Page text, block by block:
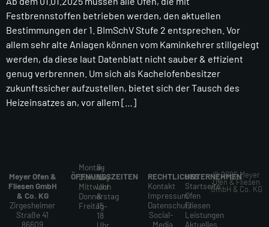
Festbrennstoffen betrieben werden, den aktuellen
Bestimmungen der 1. BImSchV Stufe 2 entsprechen. Vor
allem sehr alte Anlagen können vom Kaminkehrer stillgelegt
werden, da diese laut Datenblatt nicht sauber & effizient
genug verbrennen. Um sich als Kachelofenbesitzer
zukunftssicher aufzustellen, bietet sich der Tausch des
Heizeinsatzes an, vor allem […]
Meyer Ofen &
Fliesen GmbH
& Co. KG
Zirgesheimer
Straße 41
86609
ÖFFNUNGSZEITEN
Montag
Dienstag
Mittwoch
Donnerstag
Freitag
9–
12
Uhr
&
15–
18
Uhr
RECHTLICHES
Kontakt
Impressum
Datenschutz
Social-
Media
UNTERNEHMEN
Startseite
Ofen
Fliesen
Leistungen
Aktuelles
© 2026 Meyer
Ofen & Fliesen
GmbH & Co. KG